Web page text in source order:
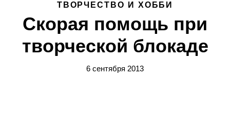
ТВОРЧЕСТВО И ХОББИ
Скорая помощь при
творческой блокаде
6 сентября 2013